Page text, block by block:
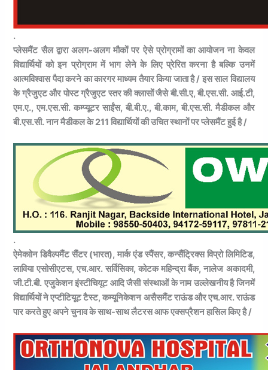
.
प्लेसमैंट सैल द्वारा अलग-अलग मौकों पर ऐसे प्रोग्रामों का आयोजन ना केवल
विद्यार्थियों को इन प्रोग्राम में भाग लेने के लिए प्रेरित करना है बल्कि उनमें
आत्मविश्वास पैदा करने का कारगर माध्यम तैयार किया जाता है / इस साल विद्यालय
के ग्रैजुएट और पोस्ट ग्रैजुएट स्तर की क्लासों जैसे बी.सी.ए, बी.एस.सी. आई.टी,
एम.ए., एम.एस.सी. कम्प्यूटर साईंस, बी.बी.ए., बी.काम, बी.एस.सी. मैडीकल और
बी.एस.सी. नान मैडीकल के 211 विद्यार्थियों की उचित स्थानों पर प्लेसमैंट हुई है /
.
ऐमेकाोन डिवैल्पमैंट सैंटर (भारत), मार्क एंड स्पैंसर, कन्सैंट्रिक्स विप्रो लिमिटिड,
लाविया एसोसीएटस, एच.आर. सर्विसिका, कोटक महिन्द्रा बैंक, नालेज अकादमी,
जी.टी.बी. एजुकेशन इंस्टीचियूट आदि जैसी संस्थाओं के नाम उल्लेखनीय है जिनमें
विद्यार्थियों ने एप्टीटियूट टैस्ट, कम्यूनिकेशन असैसमैंट राऊंड और एच.आर. राऊंड
पार करते हुए अपने चुनाव के साथ-साथ लैटरस आफ एक्सप्रैशन हासिल किए है /